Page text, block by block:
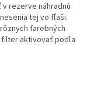
rezerve náhradnú
tej vo fľaši.
farebných
aktivovať podľa